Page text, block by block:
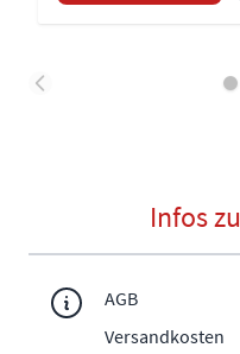
Infos
AGB
Versandkosten